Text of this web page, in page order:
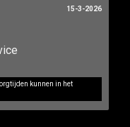
kunnen in het
15-3-2026